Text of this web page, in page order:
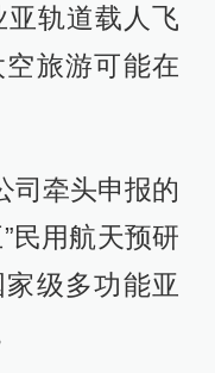
轨道载人飞
旅游可能在
司牵头申报的
民用航天预研
级多功能亚